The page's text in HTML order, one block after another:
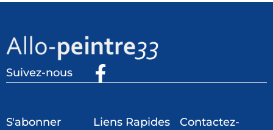
Suivez-nous
S'abonner Liens Rapides
Contactez-